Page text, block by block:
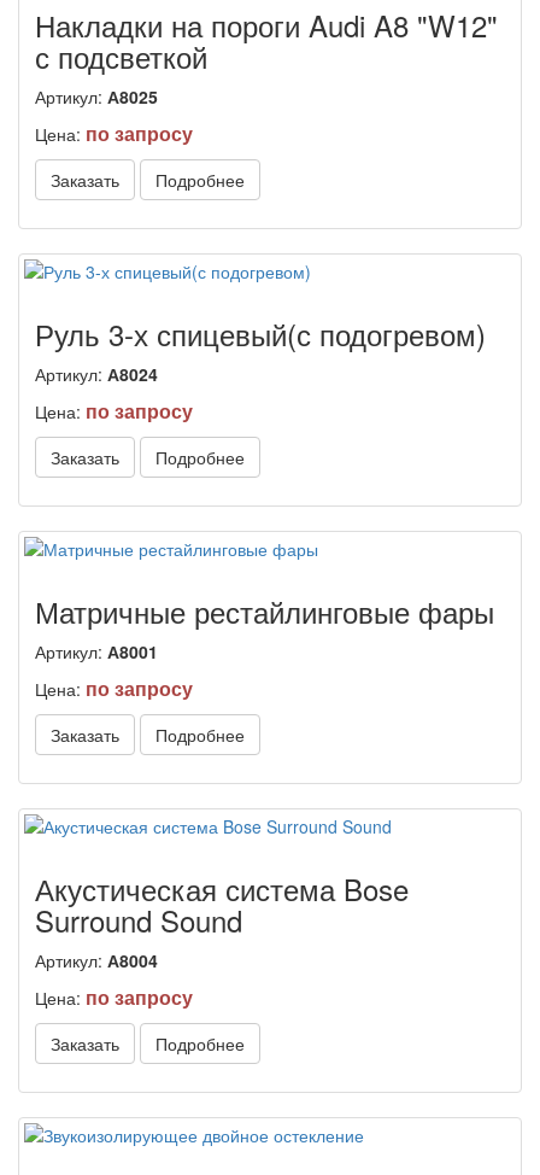
Накладки на пороги Audi A8 "W12"
с подсветкой
Артикул: А8025
Цена: по запросу
Заказать Подробнее
Руль 3-х спицевый(с подогревом)
Артикул: А8024
Цена: по запросу
Заказать Подробнее
Матричные рестайлинговые фары
Артикул: А8001
Цена: по запросу
Заказать Подробнее
Акустическая система Bose
Surround Sound
Артикул: А8004
Цена: по запросу
Заказать Подробнее